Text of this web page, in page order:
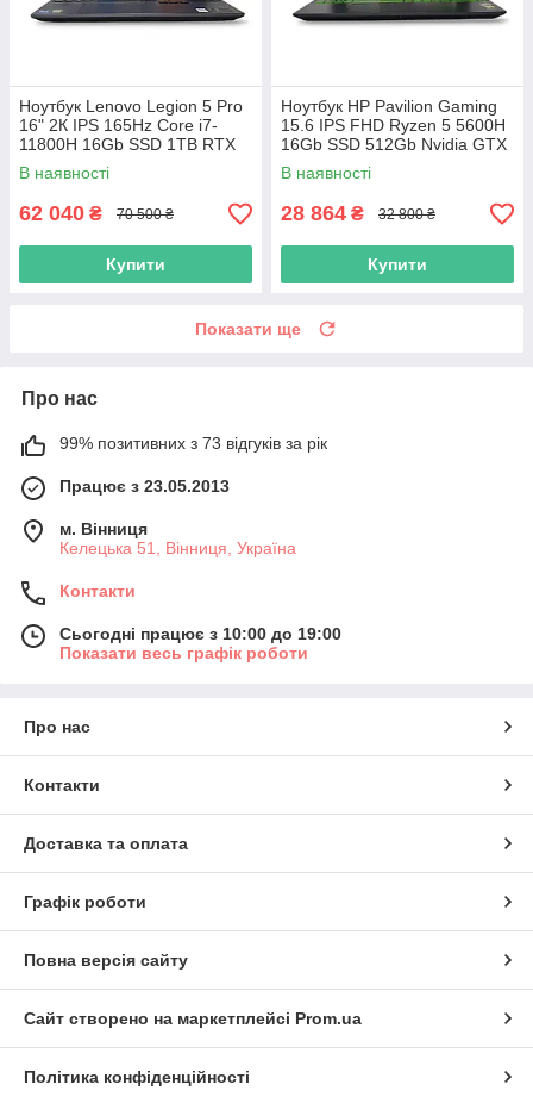
Ноутбук Lenovo Legion 5 Pro
16" 2К IPS 165Hz Core i7-
11800H 16Gb SSD 1TB RTX
3070 8GB
В наявності
62 040 ₴ 70 500 ₴
Купити
Ноутбук HP Pavilion Gaming
15.6 IPS FHD Ryzen 5 5600H
16Gb SSD 512Gb Nvidia GTX
1650 4GB
В наявності
28 864 ₴ 32 800 ₴
Купити
Показати ще
Про нас
99% позитивних з 73 відгуків за рік
Працює з 23.05.2013
м. Вінниця
Келецька 51, Вінниця, Україна
Контакти
Сьогодні працює з 10:00 до 19:00
Показати весь графік роботи
Про нас
Контакти
Доставка та оплата
Графік роботи
Повна версія сайту
Сайт створено на маркетплейсі Prom.ua
Політика конфіденційності